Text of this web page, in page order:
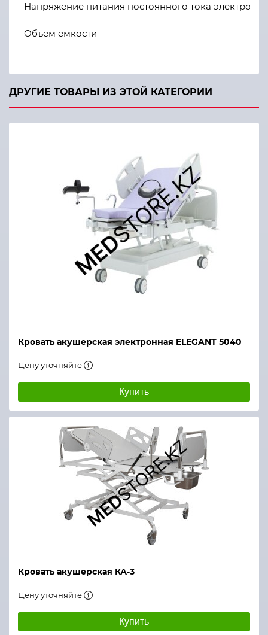
Напряжение питания постоянного тока
Объем емкости
ДРУГИЕ ТОВАРЫ ИЗ ЭТОЙ КАТЕГОРИИ
Кровать акушерская электронная ELEGANT 5040
Цену уточняйте
Купить
Кровать акушерская КА-3
Цену уточняйте
Купить